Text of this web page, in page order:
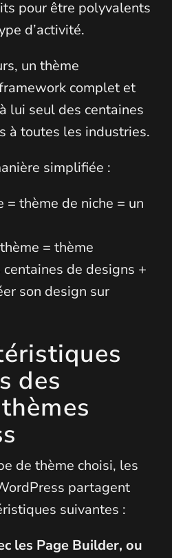
pour être polyvalents
d’activité.
un thème
complet et
lui seul des centaines
à toutes les industries.
simplifiée :
= thème de niche = un
= thème
de designs +
son design sur
des
de thème choisi, les
partagent
suivantes :
les Page Builder, ou